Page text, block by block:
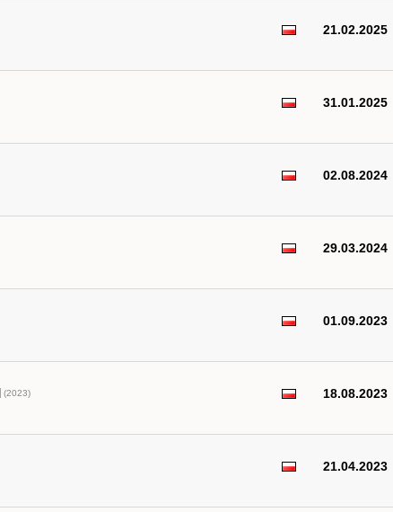
21.02.2025
31.01.2025
02.08.2024
29.03.2024
01.09.2023
(2023)
18.08.2023
21.04.2023